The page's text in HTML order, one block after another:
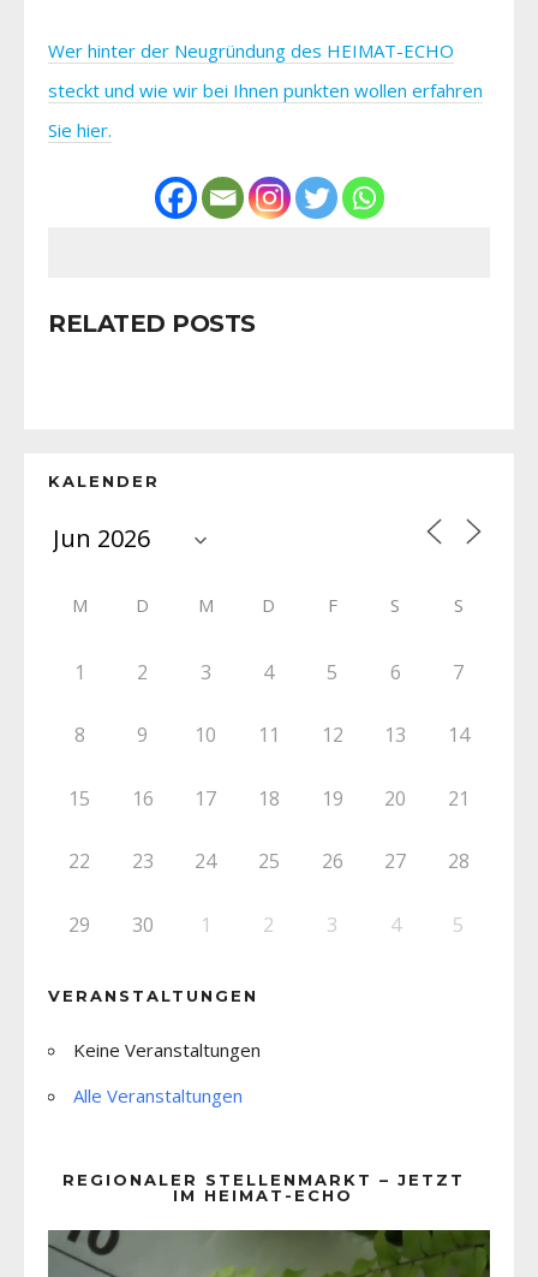
Wer hinter der Neugründung des HEIMAT-ECHO
steckt und wie wir bei Ihnen punkten wollen erfahren
Sie hier.
RELATED POSTS
KALENDER
M D M D F S S
1 2 3 4 5 6 7
8 9 10 11 12 13 14
15 16 17 18 19 20 21
22 23 24 25 26 27 28
29 30 1 2 3 4 5
VERANSTALTUNGEN
Keine Veranstaltungen
Alle Veranstaltungen
REGIONALER STELLENMARKT – JETZT
IM HEIMAT-ECHO